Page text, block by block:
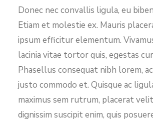
Donec nec convallis ligula, eu
Etiam et molestie ex. Mauris
ipsum efficitur elementum.
lacinia vitae tortor quis, egestas
Phasellus consequat nibh lorem,
justo commodo et. Quisque ac
maximus sem rutrum, placerat
dignissim suscipit enim, quis